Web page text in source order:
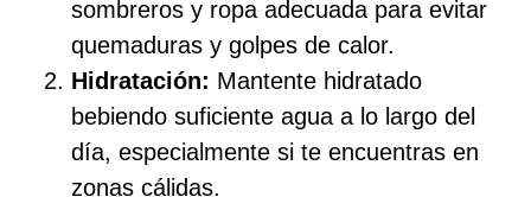
sombreros y ropa adecuada para evitar
quemaduras y golpes de calor.
Hidratación: Mantente hidratado
bebiendo suficiente agua a lo largo del
día, especialmente si te encuentras en
zonas cálidas.